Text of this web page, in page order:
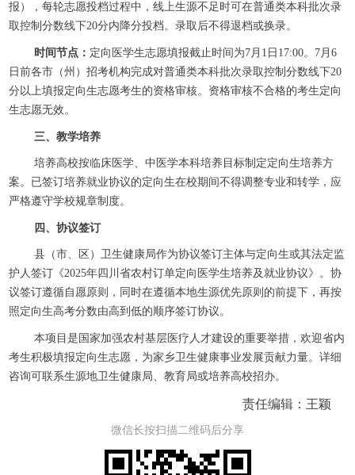
报），每轮志愿投档过程中，线上生源不足时可在普通类本科批次录
取控制分数线下20分内降分投档。录取后不得退档或换录。
时间节点： 定向医学生志愿填报截止时间为7月1日17:00。7月6
日前各市（州）招考机构完成对普通类本科批次录取控制分数线下20
分以上填报定向生志愿考生的资格审核。资格审核不合格的考生定向
生志愿无效。
三、教学培养
培养高校按临床医学、中医学本科培养目标制定定向生培养方
案。已签订培养就业协议的定向生在校期间不得调整专业和转学，应
严格遵守学校规章制度。
四、协议签订
县（市、区）卫生健康局作为协议签订主体与定向生或其法定监
护人签订《2025年四川省农村订单定向医学生培养及就业协议》。协
议签订遵循自愿原则，同时在遵循本地生源优先原则的前提下，再按
照定向生高考分数由高到低的顺序签订协议。
本项目是国家加强农村基层医疗人才建设的重要举措，欢迎省内
考生积极填报定向生志愿，为家乡卫生健康事业发展贡献力量。详细
咨询可联系生源地卫生健康局、教育局或培养高校招办。
责任编辑：王颖
微信长按扫描二维码后分享